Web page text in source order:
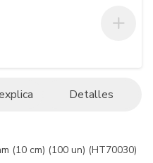
Detalles
(10 cm) (100 un) (HT70030)